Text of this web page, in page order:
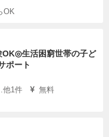
OK
OK◎生活困窮世帯の子ど
ポート
他1件
無料